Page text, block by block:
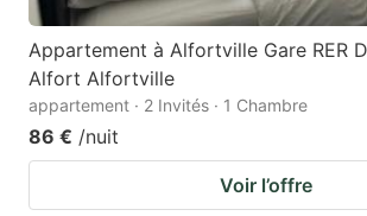
Appartement à Alfortville Gare RER
Alfort Alfortville
appartement · 2 Invités · 1 Chambre
86 € /nuit
Voir l’offre